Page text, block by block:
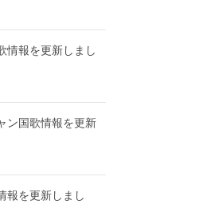
情報を更新しまし
ン国歌情報を更新
報を更新しまし